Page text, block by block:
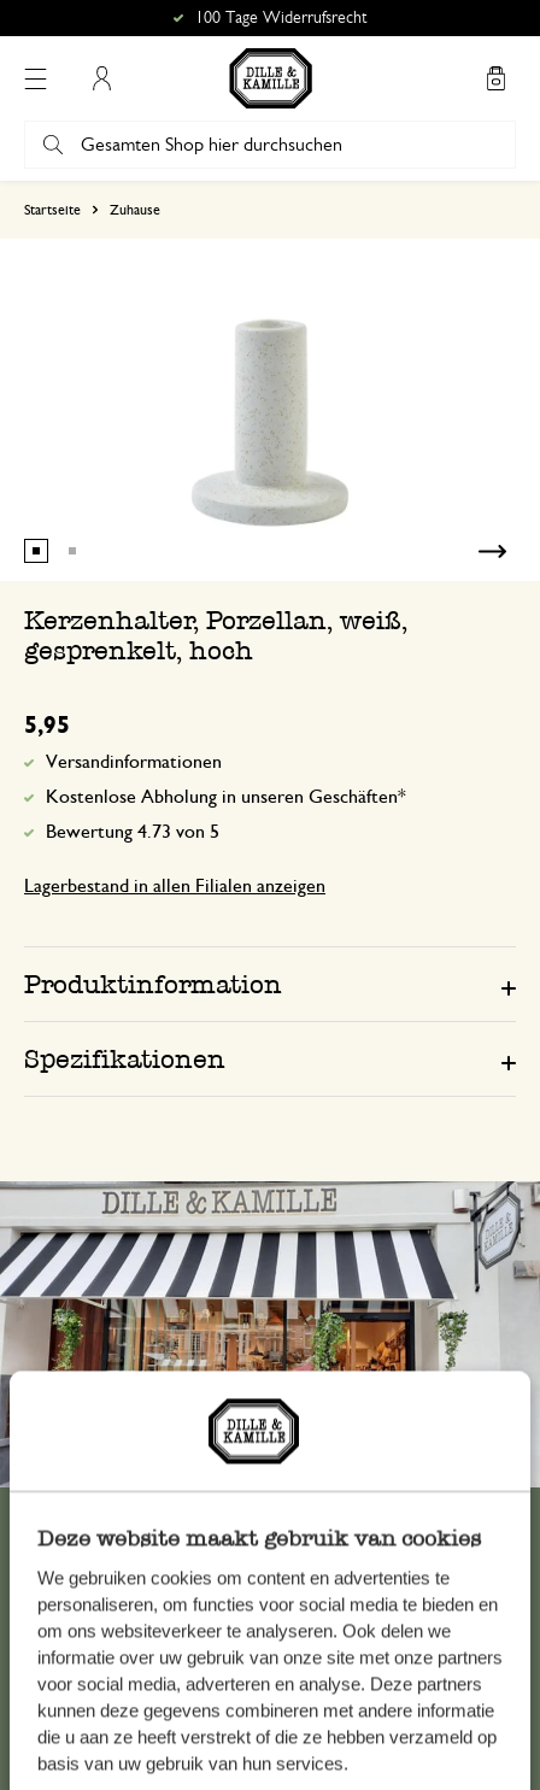
Deze website maakt gebruik van cookies
We gebruiken cookies om content en advertenties te
personaliseren, om functies voor social media te bieden en
om ons websiteverkeer te analyseren. Ook delen we
informatie over uw gebruik van onze site met onze partners
voor social media, adverteren en analyse. Deze partners
kunnen deze gegevens combineren met andere informatie
die u aan ze heeft verstrekt of die ze hebben verzameld op
basis van uw gebruik van hun services.
100 Tage Widerrufsrecht
Startseite Zuhause
Kerzenhalter, Porzellan, weiß,
gesprenkelt, hoch
5,95
Versandinformationen
Kostenlose Abholung in unseren Geschäften*
Bewertung 4.73 von 5
Lagerbestand in allen Filialen anzeigen
Produktinformation
Spezifikationen
Immer in der Nähe
Kundenservice/Hilfe
Falls Sie Fragen haben oder Tipps und Hilfe brauchen, wenden
Sie sich bitte an unseren Kundenservice. Oder lesen Sie hier
die Antworten aufhäufig gestellte Fragen.